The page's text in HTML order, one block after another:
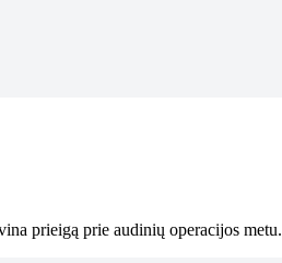
prieigą prie audinių operacijos metu.